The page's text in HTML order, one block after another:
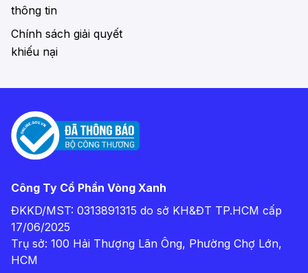
thông tin
Chính sách giải quyết
khiếu nại
Công Ty Cổ Phần Vòng Xanh
ĐKKD/MST: 0313891315 do sở KH&ĐT TP.HCM cấp
17/06/2025
Trụ sở: 100 Hải Thượng Lãn Ông, Phường Chợ Lớn,
HCM